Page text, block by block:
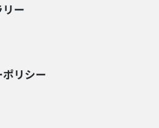
ー
リシー